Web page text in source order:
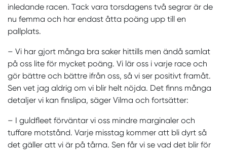
inledande racen. Tack vara torsdagens två segrar är de
nu femma och har endast åtta poäng upp till en
pallplats.
– Vi har gjort många bra saker hittills men ändå samlat
på oss lite för mycket poäng. Vi lär oss i varje race och
gör bättre och bättre ifrån oss, så vi ser positivt framåt.
Sen vet jag aldrig om vi blir helt nöjda. Det finns många
detaljer vi kan finslipa, säger Vilma och fortsätter:
– I guldfleet förväntar vi oss mindre marginaler och
tuffare motstånd. Varje misstag kommer att bli dyrt så
det gäller att vi är på tårna. Sen får vi se vad det blir för